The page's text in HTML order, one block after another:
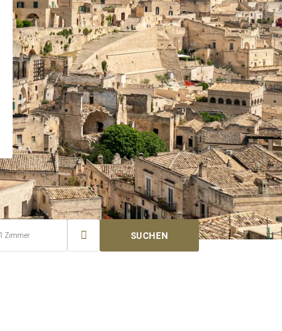
1 Zimmer  SUCHEN